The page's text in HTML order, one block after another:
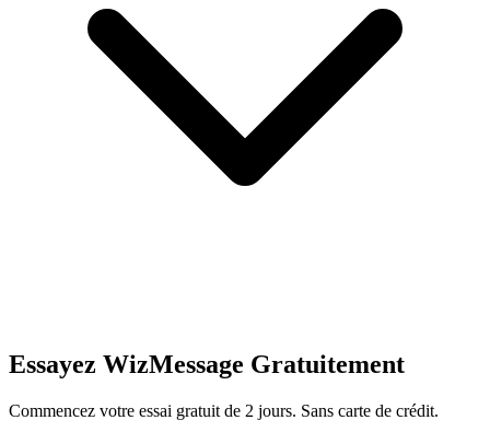
Essayez WizMessage Gratuitement
Commencez votre essai gratuit de 2 jours. Sans carte de crédit.